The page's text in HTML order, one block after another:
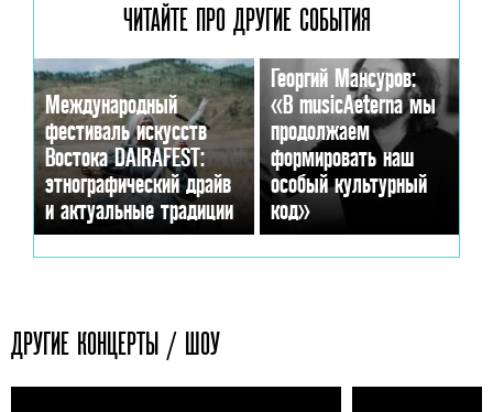
ЧИТАЙТЕ ПРО ДРУГИЕ СОБЫТИЯ
Международный
фестиваль искусств
Востока DAIRAFEST:
этнографический драйв
и актуальные традиции
Георгий Мансуров:
«В musicAeterna мы
продолжаем
формировать наш
особый культурный
код»
ДРУГИЕ КОНЦЕРТЫ / ШОУ